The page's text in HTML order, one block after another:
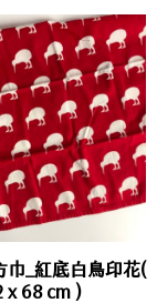
巾_紅底白鳥印花(
x 68 cm )